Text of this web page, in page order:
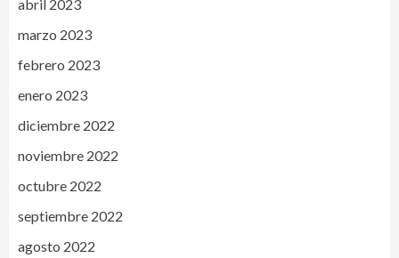
abril 2023
marzo 2023
febrero 2023
enero 2023
diciembre 2022
noviembre 2022
octubre 2022
septiembre 2022
agosto 2022